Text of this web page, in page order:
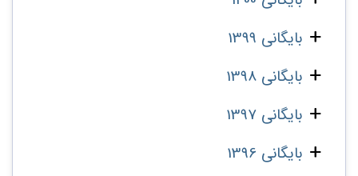
بایگانی 1399
بایگانی 1398
بایگانی 1397
بایگانی 1396